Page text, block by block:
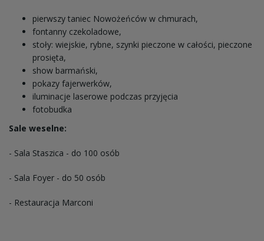
pierwszy taniec Nowożeńców w chmurach,
fontanny czekoladowe,
stoły: wiejskie, rybne, szynki pieczone w całości, pieczone
prosięta,
show barmański,
pokazy fajerwerków,
iluminacje laserowe podczas przyjęcia
fotobudka
Sale weselne:
- Sala Staszica - do 100 osób
- Sala Foyer - do 50 osób
- Restauracja Marconi